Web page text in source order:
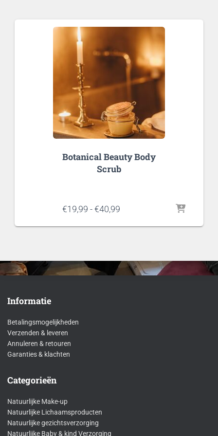
Botanical Beauty Body
Scrub
€19,99 -€40,99
tot
Informatie
Betalingsmogelijkheden
Verzenden & leveren
Annuleren & retouren
Garanties & klachten
Categorieën
Natuurlijke Make-up
Natuurlijke Lichaamsproducten
Natuurlijke gezichtsverzorging
Natuurlijke Baby & kind Verzorging